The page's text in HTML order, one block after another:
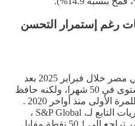
رغم إستمرار التحسن
تراجع مؤشر مديري المشتريات في مصر خلال فبراير 2025 بعد
تسجيله في يناير الماضي أعلى مستوى في 50 شهرا، ولكنه حافظ
على تحسن أحوال القطاع الخاص للمرة الأولى منذ أواخر 2020 .
وأوضح تقرير مؤشر مديري المشتريات التابع لـ، S&P Global ،
الصادر يوم أمس الثلاثاء، أن المؤشر تراجع إلى 50.1 نقطة مقابل